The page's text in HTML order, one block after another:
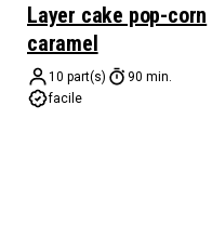
Layer cake pop-corn
caramel
10 part(s)
90 min.
facile